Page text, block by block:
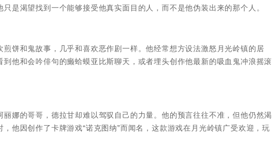
是渴望找到一个能够接受他真实面目的人，而不是他伪装出来的那个人。
饼和鬼故事，几乎和喜欢恶作剧一样。他经常想方设法激怒月光岭镇的居
他和会吟俳句的癞蛤蟆亚比斯聊天，或者埋头创作他最新的吸血鬼冲浪摇滚
娜的哥哥，德拉甘却难以驾驭自己的力量。他的预言往往不准，但他仍然渴
他因创作了卡牌游戏“诺克图纳”而闻名，这款游戏在月光岭镇广受欢迎，玩